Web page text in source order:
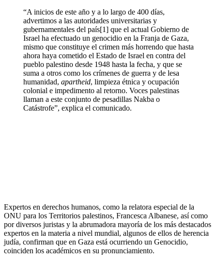
“A inicios de este año y a lo largo de 400 días,
advertimos a las autoridades universitarias y
gubernamentales del país[1] que el actual Gobierno de
Israel ha efectuado un genocidio en la Franja de Gaza,
mismo que constituye el crimen más horrendo que hasta
ahora haya cometido el Estado de Israel en contra del
pueblo palestino desde 1948 hasta la fecha, y que se
suma a otros como los crímenes de guerra y de lesa
humanidad, apartheid, limpieza étnica y ocupación
colonial e impedimento al retorno. Voces palestinas
llaman a este conjunto de pesadillas Nakba o
Catástrofe”, explica el comunicado.
Expertos en derechos humanos, como la relatora especial de la
ONU para los Territorios palestinos, Francesca Albanese, así como
por diversos juristas y la abrumadora mayoría de los más destacados
expertos en la materia a nivel mundial, algunos de ellos de herencia
judía, confirman que en Gaza está ocurriendo un Genocidio,
coinciden los académicos en su pronunciamiento.